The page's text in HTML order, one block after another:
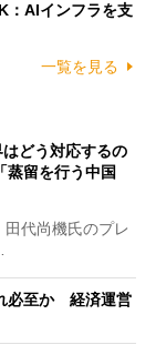
：AIインフラを支
一覧を見る
どう対応するの
留を行う中国
代尚機氏のプレ
必至か 経済運営